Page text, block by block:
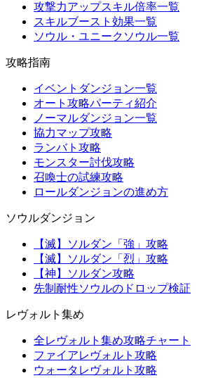
攻撃力アップスキル倍率一覧
スキルブースト効果一覧
ソウル・ユニークソウル一覧
攻略指南
イベントダンジョン一覧
オート攻略パーティ紹介
ノーマルダンジョン一覧
協力マップ攻略
ランバト攻略
モンスター討伐攻略
召喚士の試練攻略
ロールダンジョンの進め方
ソウルダンジョン
【滅】ソルダン「強」攻略
【滅】ソルダン「烈」攻略
【神】ソルダン攻略
先制耐性ソウルのドロップ検証
レヴォルト集め
全レヴォルト集め攻略チャート
ファイアレヴォルト攻略
ウォータレヴォルト攻略